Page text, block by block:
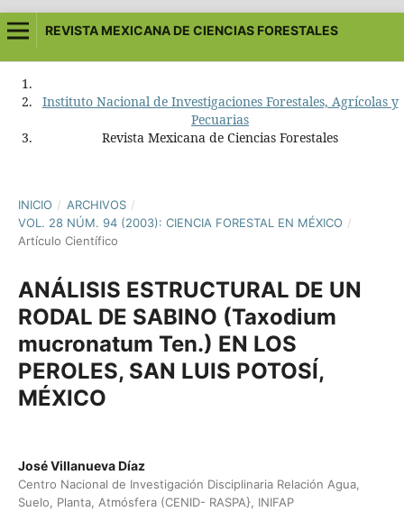
REVISTA MEXICANA DE CIENCIAS FORESTALES
Instituto Nacional de Investigaciones Forestales, Agrícolas y
Pecuarias
Revista Mexicana de Ciencias Forestales
INICIO / ARCHIVOS /
VOL. 28 NÚM. 94 (2003): CIENCIA FORESTAL EN MÉXICO /
Artículo Científico
ANÁLISIS ESTRUCTURAL DE UN
RODAL DE SABINO (Taxodium
mucronatum Ten.) EN LOS
PEROLES, SAN LUIS POTOSÍ,
MÉXICO
José Villanueva Díaz
Centro Nacional de Investigación Disciplinaria Relación Agua,
Suelo, Planta, Atmósfera (CENID- RASPA}, INIFAP